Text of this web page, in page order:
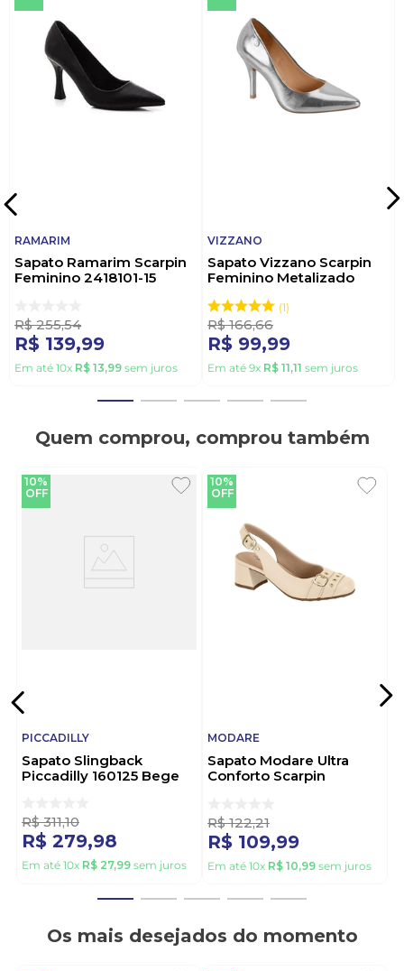
RAMARIM
Sapato Ramarim Scarpin
Feminino 2418101-15
R$ 255,54
R$ 139,99
Em até 10x R$ 13,99 sem juros
VIZZANO
Sapato Vizzano Scarpin
Feminino Metalizado
1
R$ 166,66
R$ 99,99
Em até 9x R$ 11,11 sem juros
Quem comprou, comprou também
10%
OFF
PICCADILLY
Sapato Slingback
Piccadilly 160125 Bege
R$ 311,10
R$ 279,98
Em até 10x R$ 27,99 sem juros
10%
OFF
MODARE
Sapato Modare Ultra
Conforto Scarpin
White
R$ 122,21
R$ 109,99
Em até 10x R$ 10,99 sem juros
Os mais desejados do momento